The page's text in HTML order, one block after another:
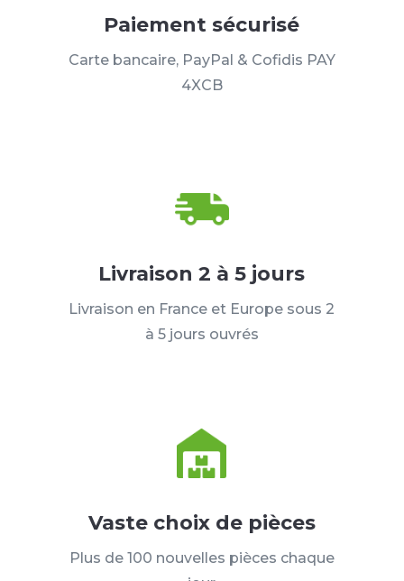
Paiement sécurisé
Carte bancaire, PayPal & Cofidis PAY
4XCB
Livraison 2 à 5 jours
Livraison en France et Europe sous 2
à 5 jours ouvrés
Vaste choix de pièces
Plus de 100 nouvelles pièces chaque